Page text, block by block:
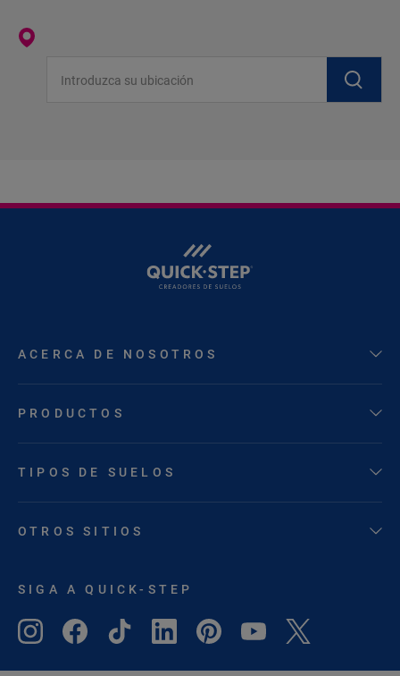
ACERCA DE NOSOTROS
PRODUCTOS
TIPOS DE SUELOS
OTROS SITIOS
SIGA A QUICK-STEP